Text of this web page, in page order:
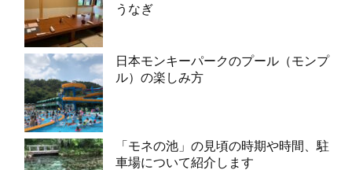
うなぎ
日本モンキーパークのプール（モンプ
ル）の楽しみ方
「モネの池」の見頃の時期や時間、駐
車場について紹介します